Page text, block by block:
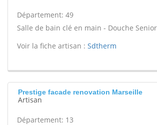
Département: 49
Salle de bain clé en main - Douche
Voir la fiche artisan : Sdtherm
Prestige facade renovation Marseille
Artisan
Département: 13